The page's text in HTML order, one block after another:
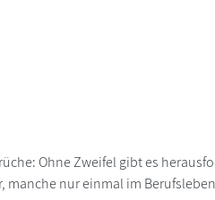
Ohne Zweifel gibt es
nur einmal im